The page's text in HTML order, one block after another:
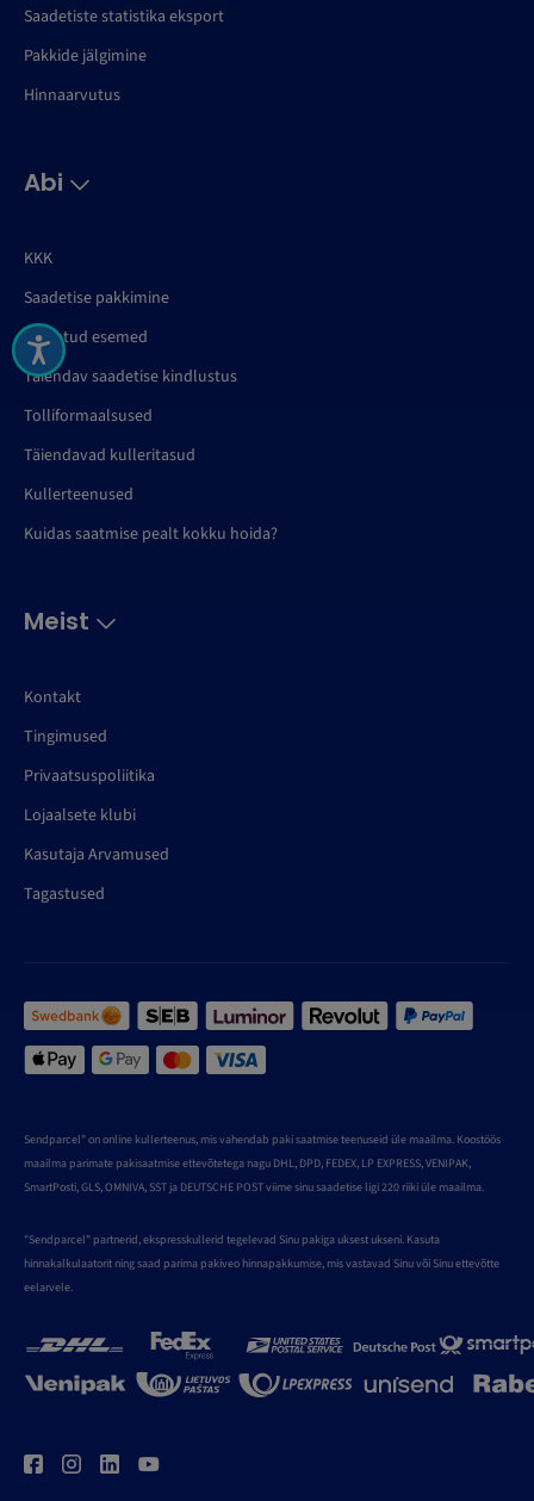
Saadetiste statistika eksport
Pakkide jälgimine
Hinnaarvutus
Abi
KKK
Saadetise pakkimine
Keelatud esemed
Täiendav saadetise kindlustus
Tolliformaalsused
Täiendavad kulleritasud
Kullerteenused
Kuidas saatmise pealt kokku hoida?
Meist
Kontakt
Tingimused
Privaatsuspoliitika
Lojaalsete klubi
Kasutaja Arvamused
Tagastused
Sendparcel" on online kullerteenus, mis vahendab paki saatmise teenuseid üle maailma. Koostöös
maailma parimate pakisaatmise ettevõtetega nagu DHL, DPD, FEDEX, LP EXPRESS, VENIPAK,
SmartPosti, GLS, OMNIVA, SST ja DEUTSCHE POST viime sinu saadetise ligi 220 riiki üle maailma.
"Sendparcel" partnerid, ekspresskullerid tegelevad Sinu pakiga uksest ukseni. Kasuta
hinnakalkulaatorit ning saad parima pakiveo hinnapakkumise, mis vastavad Sinu või Sinu ettevõtte
eelarvele.